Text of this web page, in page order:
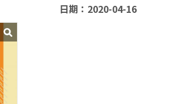
日期：2020-04-16